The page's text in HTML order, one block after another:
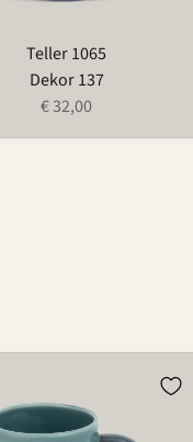
Teller 1065
Dekor 137
€ 32,00